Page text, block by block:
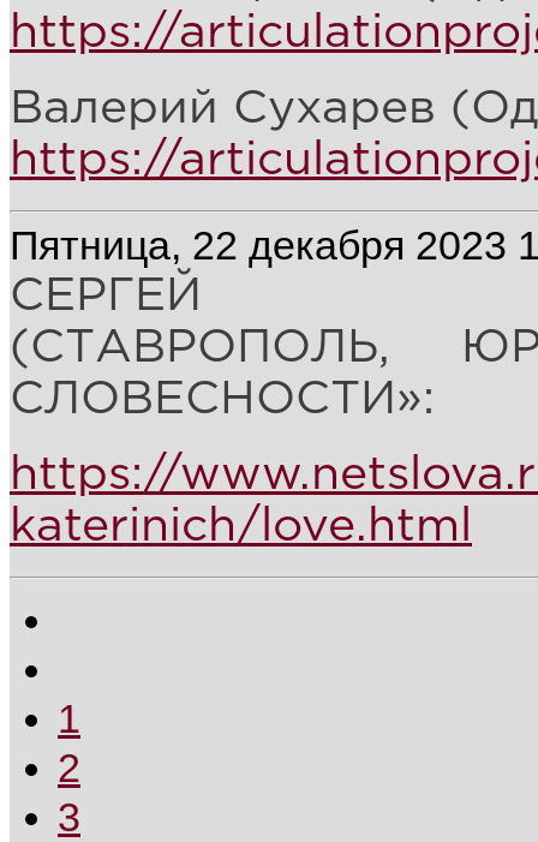
https://
Валерий Сухарев
https://
Пятница, 22 декабря 2023
СЕРГЕЙ
(СТАВРОПОЛЬ,
СЛОВЕСНОСТИ»:
https://
katerinich/love.html
1
2
3